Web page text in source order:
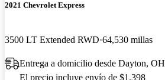
2021 Chevrolet Express
3500 LT Extended RWD 64,530 millas
Entrega a domicilio desde Dayton, OH
El precio incluye envío de $1,398